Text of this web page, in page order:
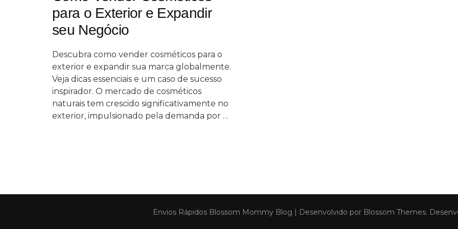
para o Exterior e Expandir
seu Negócio
Descubra como vender cosméticos para o
exterior e expandir sua marca globalmente.
Veja dicas essenciais e um caso de sucesso
inspirador. O mercado de cosméticos
naturais tem crescido significativamente no
exterior, impulsionado pela demanda por …
Envios RápidosBlossom Mommy Blog | Desenvolvido porBlossom Themes.